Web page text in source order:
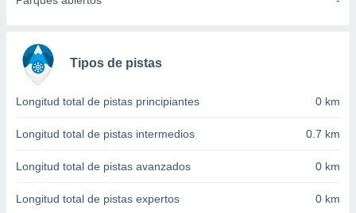
e
mediante
publicidad
Tipos de pistas
Longitud total de pistas principiantes 0 km
Longitud total de pistas intermedios 0.7 km
Longitud total de pistas avanzados 0 km
Longitud total de pistas expertos 0 km